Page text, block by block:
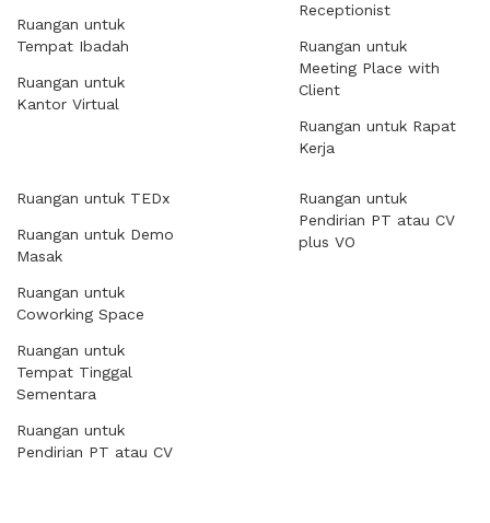
Ruangan untuk
Tempat Ibadah
Ruangan untuk
Kantor Virtual
Receptionist
Ruangan untuk
Meeting Place with
Client
Ruangan untuk Rapat
Kerja
Ruangan untuk TEDx
Ruangan untuk Demo
Masak
Ruangan untuk
Coworking Space
Ruangan untuk
Tempat Tinggal
Sementara
Ruangan untuk
Pendirian PT atau CV
Ruangan untuk
Pendirian PT atau CV
plus VO